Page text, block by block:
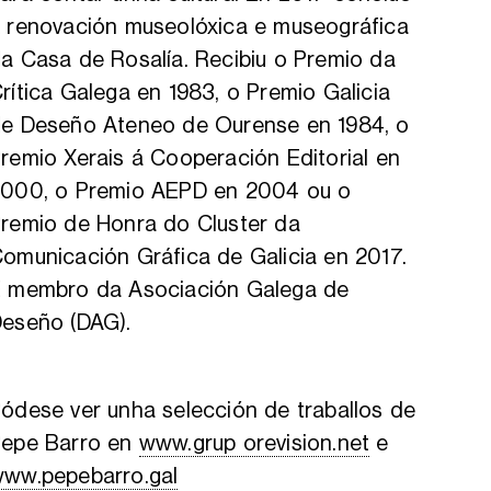
renovación museolóxica e museográfica
Casa de Rosalía. Recibiu o Premio da
Galega en 1983, o Premio Galicia
Deseño Ateneo de Ourense en 1984, o
Xerais á Cooperación Editorial en
o Premio AEPD en 2004 ou o
de Honra do Cluster da
Gráfica de Galicia en 2017.
membro da Asociación Galega de
(DAG).
ver unha selección de traballos de
Barro en www.grup orevision.net e